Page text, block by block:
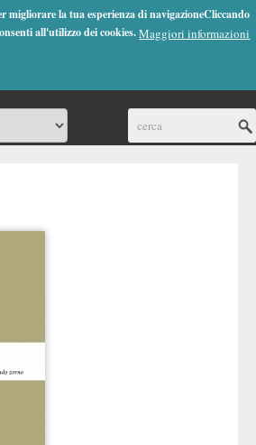
migliorare la tua esperienza di navigazioneCliccando
all'utilizzo dei cookies.Maggiori informazioni
(0)